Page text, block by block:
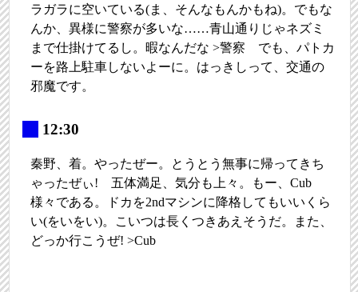
ラガラに空いている(ま、そんなもんかもね)。でもな
んか、異様に警察が多いな……青山通りじゃネズミ
まで仕掛けてるし。暇なんだな >警察 でも、パトカ
ーを路上駐車しないよーに。はっきしって、交通の
邪魔です。
12:30
秦野、着。やったぜー。とうとう無事に帰ってきち
ゃったぜぃ! 五体満足、気分も上々。もー、Cub
様々である。ドカを2ndマシンに降格してもいいくら
い(をいをい)。こいつは長くつきあえそうだ。また、
どっか行こうぜ! >Cub